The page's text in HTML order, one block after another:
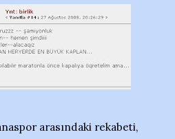
arasındaki rekabeti,